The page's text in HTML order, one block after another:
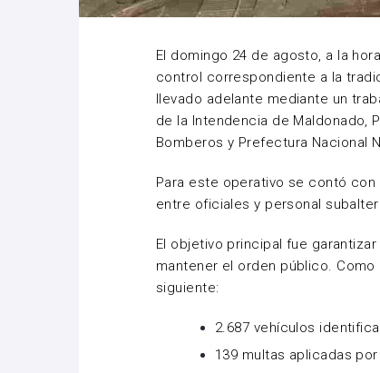
El domingo 24 de agosto, a la
control correspondiente a la
llevado adelante mediante un
de la Intendencia de Maldonado,
Bomberos y Prefectura Nacional
Para este operativo se contó
entre oficiales y personal
El objetivo principal fue
mantener el orden público.
siguiente:
2.687 vehículos
139 multas aplicadas